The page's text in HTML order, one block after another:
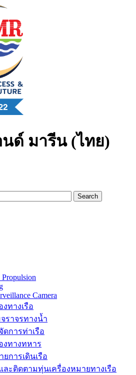
ด์ มารีน (ไทย)
Camera
ทางเรือ
ราจรทางน้ำ
ดการท่าเรือ
งทางทหาร
การเดินเรือ
ละติดตามทุ่นเครื่องหมายทางเรือ